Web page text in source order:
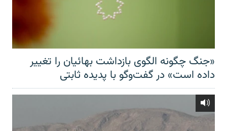
«جنگ چگونه الگوی بازداشت بهائیان را تغییر
داده است» در گفت‌وگو با پدیده ثابتی